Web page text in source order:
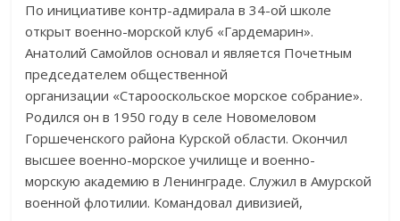
По инициативеконтр-адмирала в 34-ой школе
открытвоенно-морской клуб «Гардемарин».
Анатолий Самойлов основал и является Почетным
председателем общественной
организации «Старооскольское морское собрание».
Родился он в 1950 году в селе Новомеловом
Горшеченского района Курской области. Окончил
высшеевоенно-морское училище и военно-
морскую академию в Ленинграде. Служил в Амурской
военной флотилии. Командовал дивизией,